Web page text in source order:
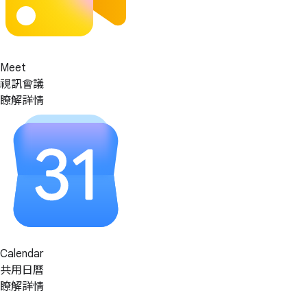
Meet
視訊會議
瞭解詳情
Calendar
共用日曆
瞭解詳情